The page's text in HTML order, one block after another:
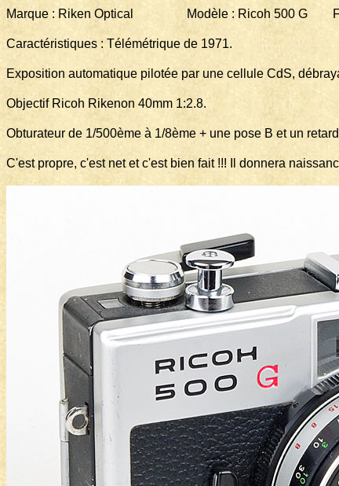
Marque : Riken Optical Modèle : Ricoh 500 G
Caractéristiques : Télémétrique de 1971.
Exposition automatique pilotée par une cellule CdS,
Objectif Ricoh Rikenon 40mm 1:2.8.
Obturateur de 1/500ème à 1/8ème + une pose B et un
C'est propre, c'est net et c'est bien fait !!! Il donnera